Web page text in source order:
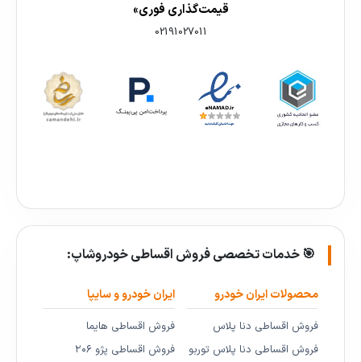
قیمت‌گذاری فوری»
02191027011
🎯 خدمات تخصصی فروش اقساطی خودروشاپ:
محصولات ایران خودرو
فروش اقساطی دنا پلاس
فروش اقساطی دنا پلاس توربو
ایران خودرو و سایپا
فروش اقساطی هایما
فروش اقساطی پژو ۲۰۶